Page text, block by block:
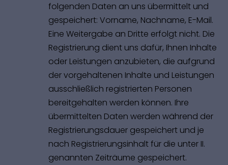
folgenden Daten an uns übermittelt und
gespeichert: Vorname, Nachname, E-Mail.
Eine Weitergabe an Dritte erfolgt nicht. Die
Registrierung dient uns dafür, Ihnen Inhalte
oder Leistungen anzubieten, die aufgrund
der vorgehaltenen Inhalte und Leistungen
ausschließlich registrierten Personen
bereitgehalten werden können. Ihre
übermittelten Daten werden während der
Registrierungsdauer gespeichert und je
nach Registrierungsinhalt für die unter II.
genannten Zeiträume gespeichert.